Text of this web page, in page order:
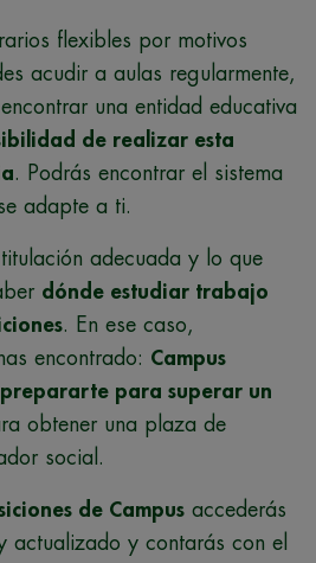
flexibles por motivos
acudir a aulas regularmente,
una entidad educativa
de realizar esta
. Podrás encontrar el sistema
adapte a ti.
adecuada y lo que
dónde estudiar trabajo
. En ese caso,
encontrado: Campus
para superar un
obtener una plaza de
social.
de Campus accederás
actualizado y contarás con el